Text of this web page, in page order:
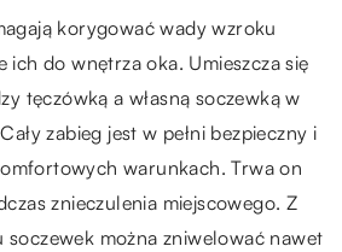
korygować wady wzroku
ich do wnętrza oka. Umieszcza się
tęczówką a własną soczewką w
zabieg jest w pełni bezpieczny i
warunkach. Trwa on
znieczulenia miejscowego. Z
soczewek można zniwelować nawet